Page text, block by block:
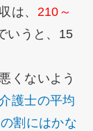
は、 210～
いうと、15
くないよう
護士の平均
割にはかな